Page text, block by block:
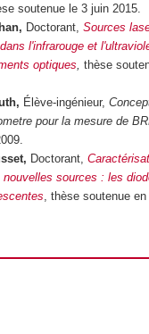
soutenue le 3 juin 2015.
Doctorant, Sources
l'infrarouge et
optiques thèse
Élève-ingénieur,
pour la mesure de
Doctorant,
nouvelles sources : les
, thèse soutenue en